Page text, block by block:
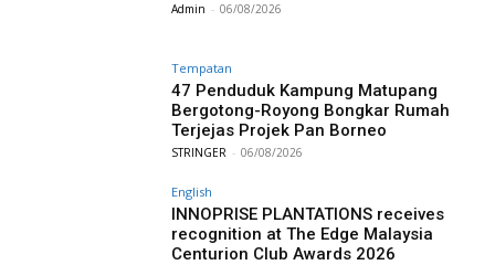
Admin - 06/08/2026
Tempatan
47 Penduduk Kampung Matupang
Bergotong-Royong Bongkar Rumah
Terjejas Projek Pan Borneo
STRINGER - 06/08/2026
English
INNOPRISE PLANTATIONS receives
recognition at The Edge Malaysia
Centurion Club Awards 2026